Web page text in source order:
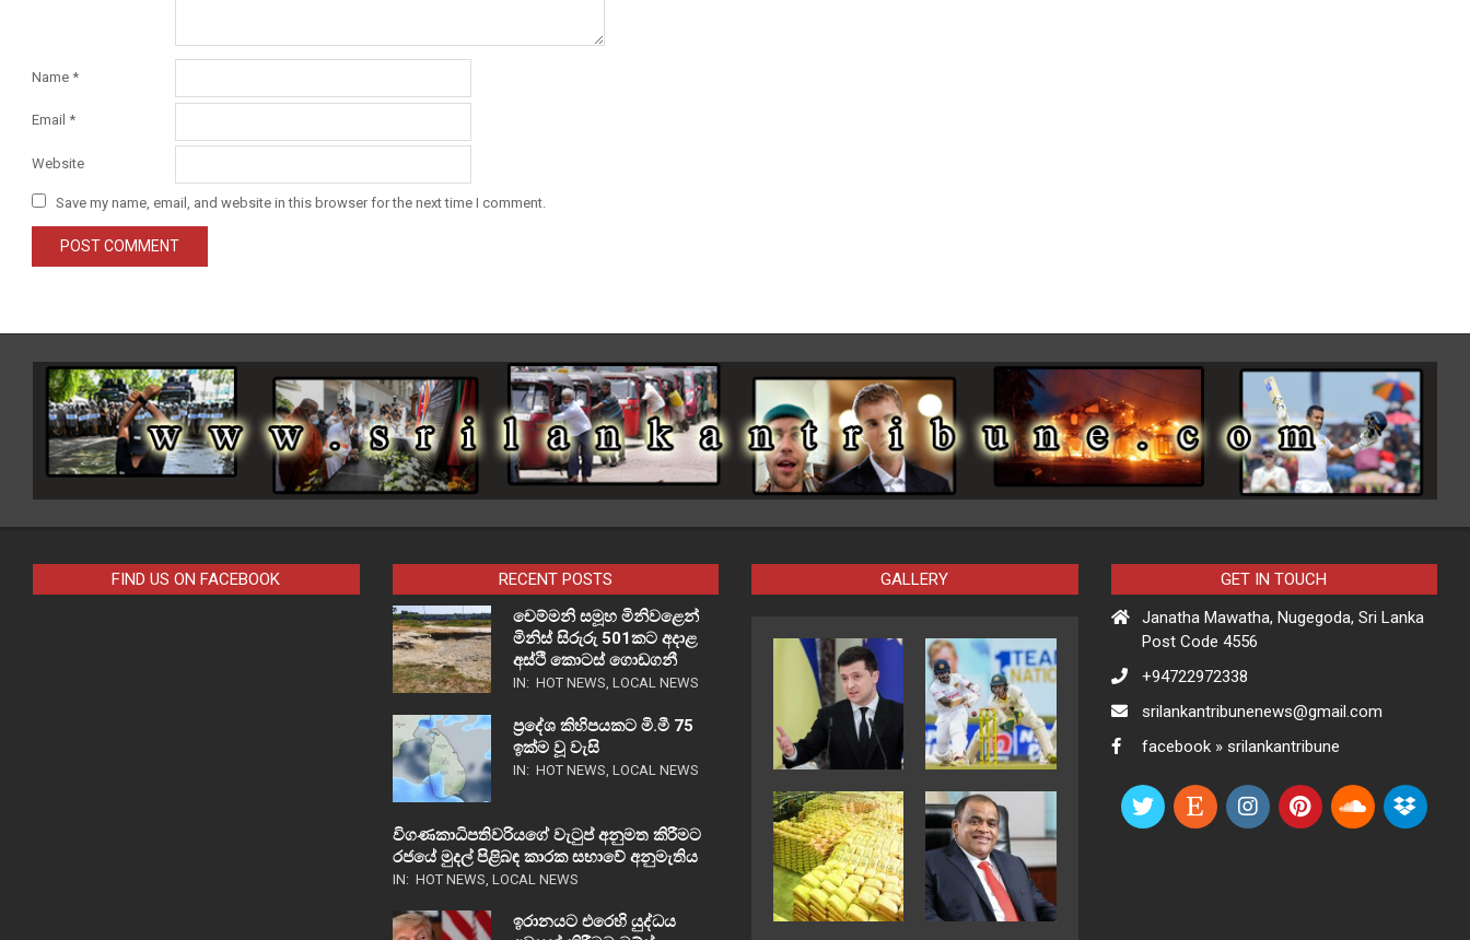
Name *
Email *
Website
Save my name, email, and website in this browser for the next time I comment.
FIND US ON FACEBOOK
RECENT POSTS
චෙම්මනි සමූහ මිනිවළෙන්
මිනිස් සිරුරු 501කට අදාළ
අස්ථි කොටස් ගොඩගනී
IN: HOT NEWS, LOCAL NEWS
ප්‍රදේශ කිහිපයකට මි.මී 75
ඉක්ම වූ වැසි
IN: HOT NEWS, LOCAL NEWS
විගණකාධිපතිවරියගේ වැටුප් අනුමත කිරීමට
රජයේ මුදල් පිළිබඳ කාරක සභාවේ අනුමැතිය
IN: HOT NEWS, LOCAL NEWS
ඉරානයට එරෙහි යුද්ධය
GALLERY
GET IN TOUCH
Janatha Mawatha, Nugegoda, Sri Lanka
Post Code 4556
+94722972338
srilankantribunenews@gmail.com
facebook » srilankantribune